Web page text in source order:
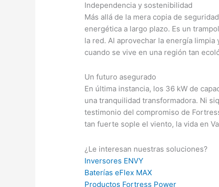
Independencia y sostenibilidad
Más allá de la mera copia de
energética a largo plazo. Es un
la red. Al aprovechar la energía
cuando se vive en una región tan
Un futuro asegurado
En última instancia, los 36 kW de
una tranquilidad transformadora. Ni
testimonio del compromiso de
tan fuerte sople el viento, la vida en
¿Le interesan nuestras soluciones?
Inversores ENVY
Baterías eFlex MAX
Productos Fortress Power